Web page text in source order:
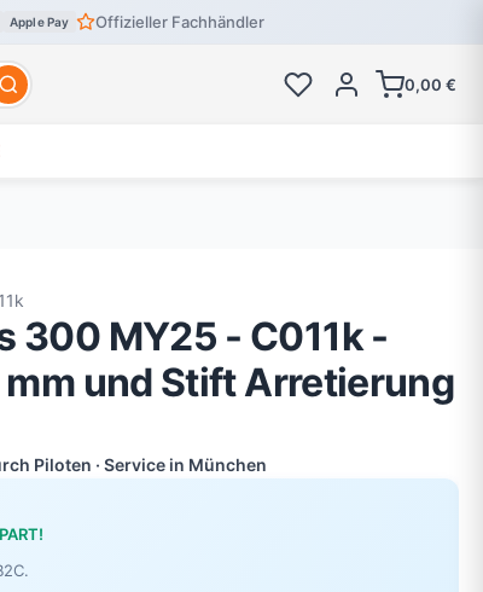
Apple Pay Offizieller Fachhändler
0,00 €
300 MY25 - C011k -
und Stift Arretierung
Piloten · Service in München